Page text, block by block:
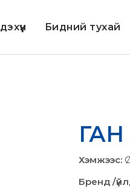
Бидний тухай
Хэмжээс:
Бренд /